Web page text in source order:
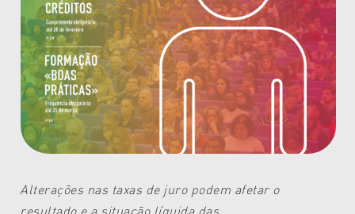
Alterações nas taxas de juro podem afetar o
resultado e a situação líquida das